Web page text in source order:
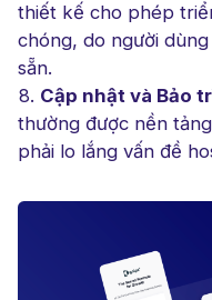
thiết kế cho phép
chóng, do người
sẵn.
Cập nhật và Bảo
thường được nền
phải lo lắng vấn đề